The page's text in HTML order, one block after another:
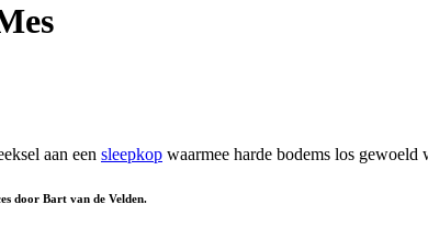
aan een sleepkop waarmee harde bodems los gewoeld
door Bart van de Velden.